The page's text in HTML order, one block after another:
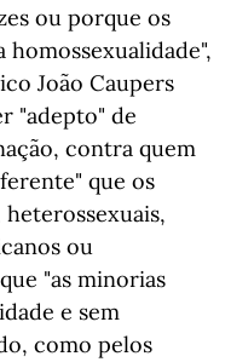
ou porque os
João Caupers
"adepto" de
contra quem
que os
heterossexuais,
ou
"as minorias
e sem
como pelos